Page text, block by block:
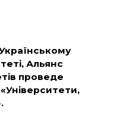
Альянс
проведе